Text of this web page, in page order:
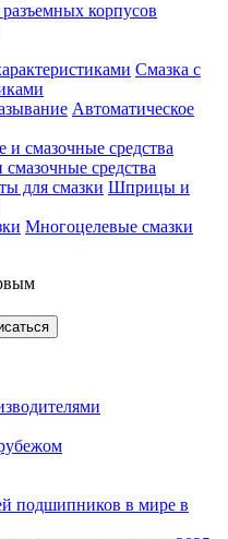
корпусов
Смазка с
Автоматическое
средства
Шприцы и
Многоцелевые смазки